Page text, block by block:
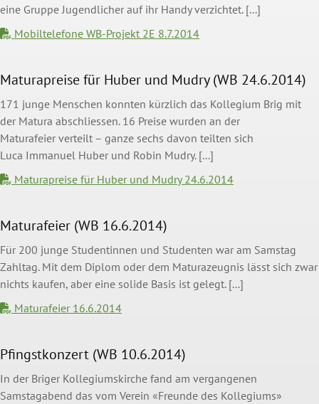
eine Gruppe Jugendlicher auf ihr Handy verzichtet. [...]
Mobiltelefone WB-Projekt 2E 8.7.2014
Maturapreise für Huber und Mudry (WB 24.6.2014)
171 junge Menschen konnten kürzlich das Kollegium Brig mit
der Matura abschliessen. 16 Preise wurden an der
Maturafeier verteilt – ganze sechs davon teilten sich
Luca Immanuel Huber und Robin Mudry. [...]
Maturapreise für Huber und Mudry 24.6.2014
Maturafeier (WB 16.6.2014)
Für 200 junge Studentinnen und Studenten war am Samstag
Zahltag. Mit dem Diplom oder dem Maturazeugnis lässt sich zwar
nichts kaufen, aber eine solide Basis ist gelegt. [...]
Maturafeier 16.6.2014
Pfingstkonzert (WB 10.6.2014)
In der Briger Kollegiumskirche fand am vergangenen
Samstagabend das vom Verein «Freunde des Kollegiums»